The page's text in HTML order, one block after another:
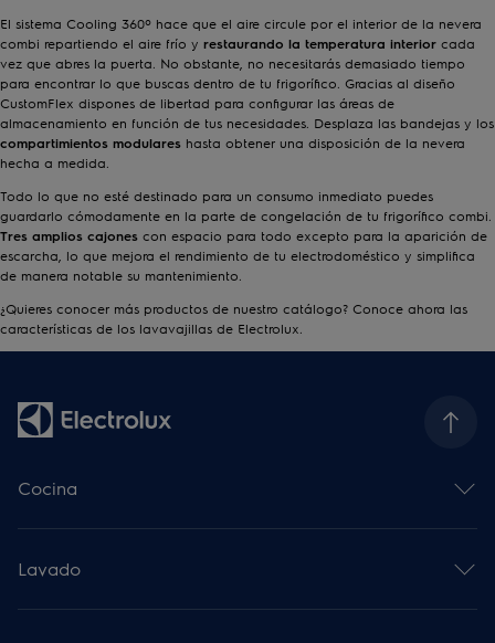
El sistema Cooling 360º hace que el aire circule por el interior de la nevera
combi repartiendo el aire frío y restaurando la temperatura interior cada
vez que abres la puerta. No obstante, no necesitarás demasiado tiempo
para encontrar lo que buscas dentro de tu frigorífico. Gracias al diseño
CustomFlex dispones de libertad para configurar las áreas de
almacenamiento en función de tus necesidades. Desplaza las bandejas y los
compartimientos modulares hasta obtener una disposición de la nevera
hecha a medida.
Todo lo que no esté destinado para un consumo inmediato puedes
guardarlo cómodamente en la parte de congelación de tu frigorífico combi.
Tres amplios cajones con espacio para todo excepto para la aparición de
escarcha, lo que mejora el rendimiento de tu electrodoméstico y simplifica
de manera notable su mantenimiento.
¿Quieres conocer más productos de nuestro catálogo? Conoce ahora las
características de los lavavajillas de Electrolux.
Cocina
Placa de inducción
Campana decorativa
Microondas
Lavado